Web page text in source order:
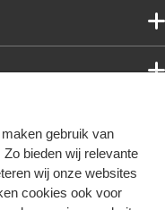
maken gebruik van
bieden wij relevante
wij onze websites
cookies ook voor